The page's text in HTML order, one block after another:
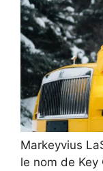
Markeyvius
le nom de Key